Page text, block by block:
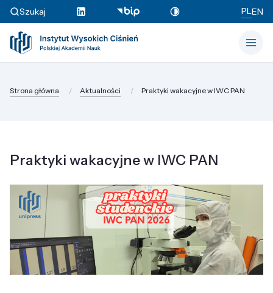
Szukaj PLEN
Strona główna Aktualności Praktyki wakacyjne w IWC PAN
Praktyki wakacyjne w IWC PAN